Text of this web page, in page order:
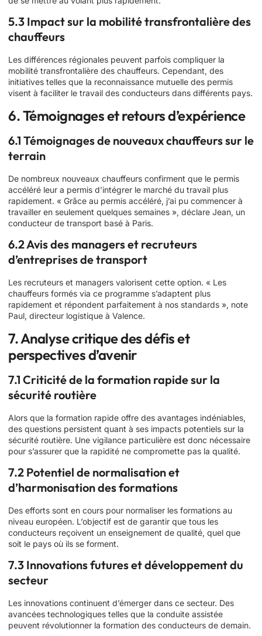
5.3 Impact sur la mobilité transfrontalière des
chauffeurs
Les différences régionales peuvent parfois compliquer la
mobilité transfrontalière des chauffeurs. Cependant, des
initiatives telles que la reconnaissance mutuelle des permis
visent à faciliter le travail des conducteurs dans différents pays.
6. Témoignages et retours d’expérience
6.1 Témoignages de nouveaux chauffeurs sur le
terrain
De nombreux nouveaux chauffeurs confirment que le permis
accéléré leur a permis d’intégrer le marché du travail plus
rapidement. « Grâce au permis accéléré, j’ai pu commencer à
travailler en seulement quelques semaines », déclare Jean, un
conducteur de transport basé à Paris.
6.2 Avis des managers et recruteurs
d’entreprises de transport
Les recruteurs et managers valorisent cette option. « Les
chauffeurs formés via ce programme s’adaptent plus
rapidement et répondent parfaitement à nos standards », note
Paul, directeur logistique à Valence.
7. Analyse critique des défis et
perspectives d’avenir
7.1 Criticité de la formation rapide sur la
sécurité routière
Alors que la formation rapide offre des avantages indéniables,
des questions persistent quant à ses impacts potentiels sur la
sécurité routière. Une vigilance particulière est donc nécessaire
pour s’assurer que la rapidité ne compromette pas la qualité.
7.2 Potentiel de normalisation et
d’harmonisation des formations
Des efforts sont en cours pour normaliser les formations au
niveau européen. L’objectif est de garantir que tous les
conducteurs reçoivent un enseignement de qualité, quel que
soit le pays où ils se forment.
7.3 Innovations futures et développement du
secteur
Les innovations continuent d’émerger dans ce secteur. Des
avancées technologiques telles que la conduite assistée
peuvent révolutionner la formation des conducteurs de demain.